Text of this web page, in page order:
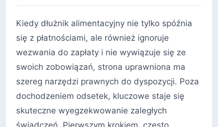
Kiedy dłużnik alimentacyjny nie tylko spóźnia
się z płatnościami, ale również ignoruje
wezwania do zapłaty i nie wywiązuje się ze
swoich zobowiązań, strona uprawniona ma
szereg narzędzi prawnych do dyspozycji. Poza
dochodzeniem odsetek, kluczowe staje się
skuteczne wyegzekwowanie zaległych